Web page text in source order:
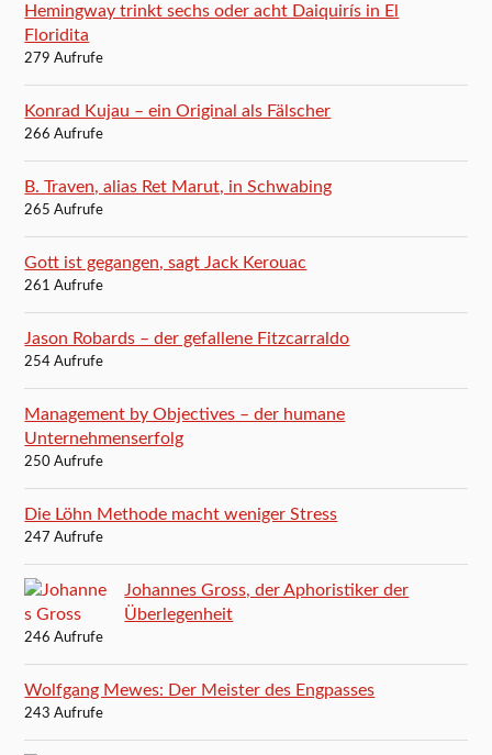
Hemingway trinkt sechs oder acht Daiquirís in El
Floridita
279 Aufrufe
Konrad Kujau – ein Original als Fälscher
266 Aufrufe
B. Traven, alias Ret Marut, in Schwabing
265 Aufrufe
Gott ist gegangen, sagt Jack Kerouac
261 Aufrufe
Jason Robards – der gefallene Fitzcarraldo
254 Aufrufe
Management by Objectives – der humane
Unternehmenserfolg
250 Aufrufe
Die Löhn Methode macht weniger Stress
247 Aufrufe
Johannes Gross, der Aphoristiker der
Überlegenheit
246 Aufrufe
Wolfgang Mewes: Der Meister des Engpasses
243 Aufrufe